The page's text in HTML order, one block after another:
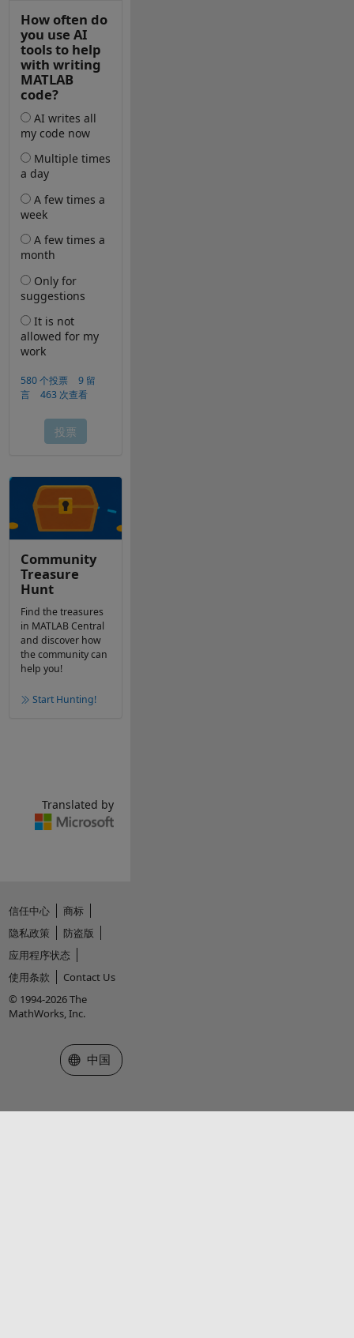
Community
Treasure
Hunt
Find the treasures
in MATLAB Central
and discover how
the community can
help you!
Start Hunting!
Translated by
信任中心
商标
隐私政策
防盗版
应用程序状态
使用条款
Contact Us
© 1994-2026 The
MathWorks, Inc.
选择网站
中国